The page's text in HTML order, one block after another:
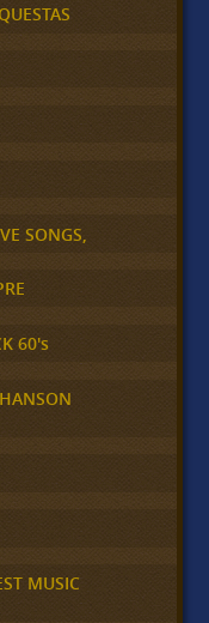
SONGS,
60's
MUSIC